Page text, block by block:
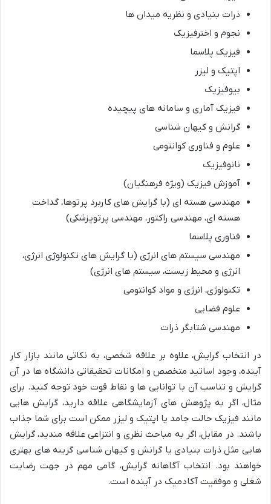
ذرات بنیادی و نظریه میدان ها
نجوم و اخترفیزیک
فیزیک پلاسما
اپتیک و لیزر
بیوفیزیک
فیزیک آماری و سامانه های پیچیده
گرانش و کیهان شناسی
علوم و فناوری کوانتومی
نانوفیزیک
آموزش فیزیک (ویژه فرهنگیان)
مهندسی هسته ای (با گرایش های کاربرد پرتوها، گداخت
هسته ای، مهندسی راکتور، مهندسی پرتوپزشکی)
فناوری پلاسما
مهندسی سیستم های انرژی (با گرایش های تکنولوژی انرژی،
انرژی و محیط زیست، سیستم های انرژی)
تکنولوژی، انرژی و مواد کوانتومی
علوم فضایی
مهندسی شتابگر ذرات
در انتخاب گرایش، علاوه بر علاقه شخصی، به نکاتی مانند بازار کار
آینده، وجود اساتید متخصص و امکانات تحقیقاتی دانشگاه ها در آن
گرایش و تناسب آن با توانایی ها و نقاط قوت خود توجه کنید. برای
مثال، اگر به پژوهش های آزمایشگاهی علاقه دارید، گرایش هایی
مانند فیزیک حالت جامد یا اپتیک و لیزر ممکن است برای شما جذاب
باشند. در مقابل، اگر به مباحث نظری و انتزاعی علاقه مندید، گرایش
هایی مثل ذرات بنیادی یا گرانش و کیهان شناسی گزینه های بهتری
خواهند بود. انتخاب آگاهانه گرایش، گامی مهم در جهت رضایت
شغلی و موفقیت آکادمیک در آینده است.